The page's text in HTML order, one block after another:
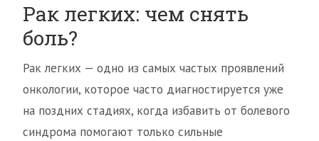
Рак легких: чем снять
боль?
Рак легких — одно из самых частых проявлений
онкологии, которое часто диагностируется уже
на поздних стадиях, когда избавить от болевого
синдрома помогают только сильные